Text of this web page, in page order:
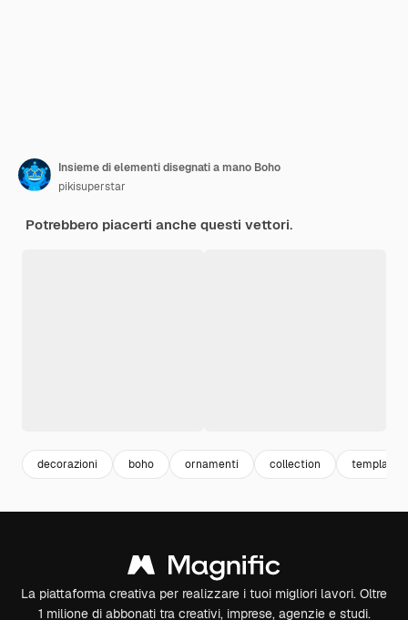
Insieme di elementi disegnati a mano Boho
pikisuperstar
Potrebbero piacerti anche questi vettori.
decorazioni boho ornamenti collection template
La piattaforma creativa per realizzare i tuoi migliori lavori. Oltre
1 milione di abbonati tra creativi, imprese, agenzie e studi.